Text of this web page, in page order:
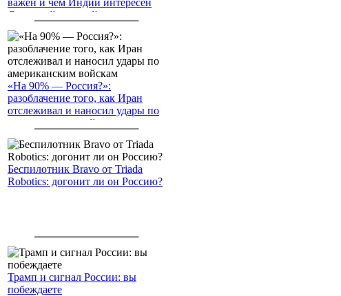
Северный морской путь
«На 90% — Россия?»:
разоблачение того, как Иран
отслеживал и наносил удары по
американским войскам
Беспилотник Bravo от Triada
Robotics: догонит ли он Россию?
Трамп и сигнал России: вы
побеждаете